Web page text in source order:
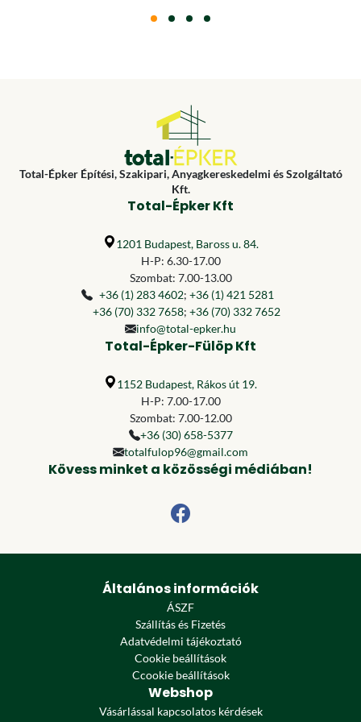
Total-Épker Építési, Szakipari, Anyagkereskedelmi és Szolgáltató
Kft.
Total-Épker Kft
1201 Budapest, Baross u. 84.
H-P: 6.30-17.00
Szombat: 7.00-13.00
+36 (1) 283 4602; +36 (1) 421 5281
+36 (70) 332 7658; +36 (70) 332 7652
info@total-epker.hu
Total-Épker-Fülöp Kft
1152 Budapest, Rákos út 19.
H-P: 7.00-17.00
Szombat: 7.00-12.00
+36 (30) 658-5377
totalfulop96@gmail.com
Kövess minket a közösségi médiában!
Általános információk
ÁSZF
Szállítás és Fizetés
Adatvédelmi tájékoztató
Cookie beállítások
Ccookie beállítások
Webshop
Vásárlással kapcsolatos kérdések